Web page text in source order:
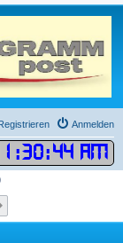
Anmelden
:30:44 AM